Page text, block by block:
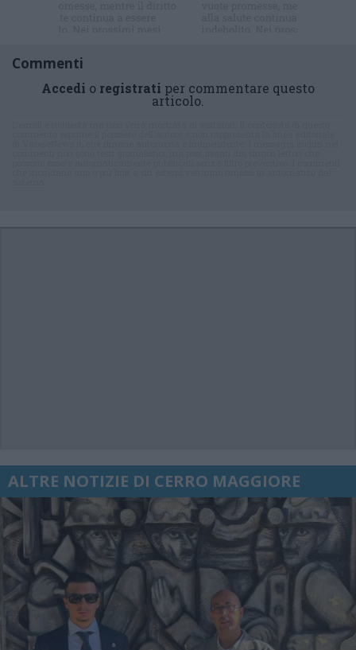
Commenti
Accedi o registrati per commentare questo
articolo.
ALTRE NOTIZIE DI CERRO MAGGIORE